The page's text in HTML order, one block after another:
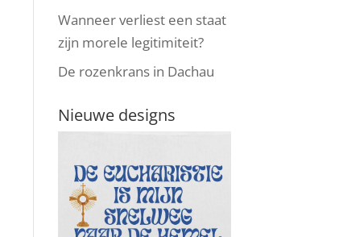
Wanneer verliest een staat
zijn morele legitimiteit?
De rozenkrans in Dachau
Nieuwe designs